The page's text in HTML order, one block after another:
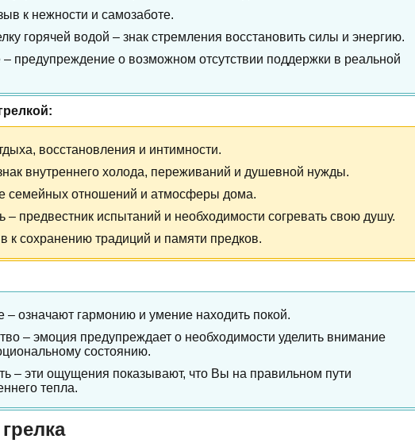
к нежности и самозаботе.
горячей водой – знак стремления восстановить силы и энергию.
– предупреждение о возможном отсутствии поддержки в реальной
восстановления и интимности.
внутреннего холода, переживаний и душевной нужды.
семейных отношений и атмосферы дома.
– предвестник испытаний и необходимости согревать свою душу.
к сохранению традиций и памяти предков.
– означают гармонию и умение находить покой.
– эмоция предупреждает о необходимости уделить внимание
состоянию.
– эти ощущения показывают, что Вы на правильном пути
тепла.